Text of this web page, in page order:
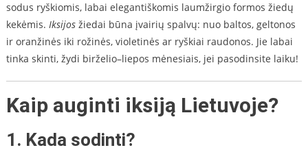
sodus ryškiomis, labai elegantiškomis laumžirgio formos žiedų
kekėmis. Iksijosžiedai būna įvairių spalvų: nuo baltos, geltonos
ir oranžinės iki rožinės, violetinės ar ryškiai raudonos. Jie labai
tinka skinti, žydi birželio–liepos mėnesiais, jei pasodinsite laiku!
Kaip auginti iksiją Lietuvoje?
1. Kada sodinti?